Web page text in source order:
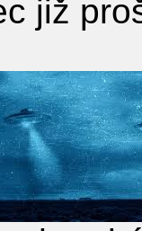
již